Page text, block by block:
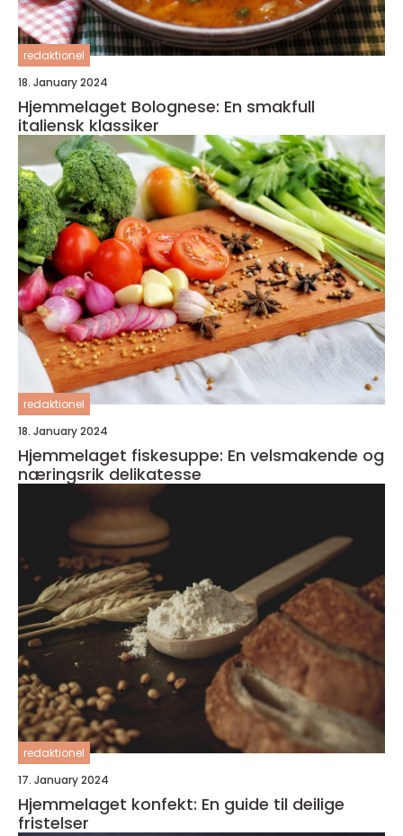
redaktionel
18. January 2024
Hjemmelaget Bolognese: En smakfull
italiensk klassiker
redaktionel
18. January 2024
Hjemmelaget fiskesuppe: En velsmakende og
næringsrik delikatesse
redaktionel
17. January 2024
Hjemmelaget konfekt: En guide til deilige
fristelser